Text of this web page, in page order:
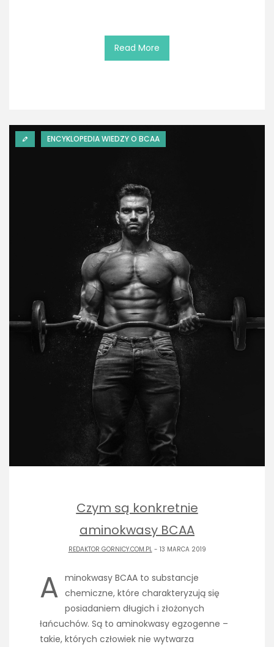
Read More
ENCYKLOPEDIA WIEDZY O BCAA
Czym są konkretnie
aminokwasy BCAA
REDAKTOR GORNICY.COM.PL- 13 MARCA 2019
A minokwasy BCAA to substancje
chemiczne, które charakteryzują się
posiadaniem długich i złożonych
łańcuchów. Są to aminokwasy egzogenne –
takie, których człowiek nie wytwarza